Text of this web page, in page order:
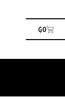
₲0